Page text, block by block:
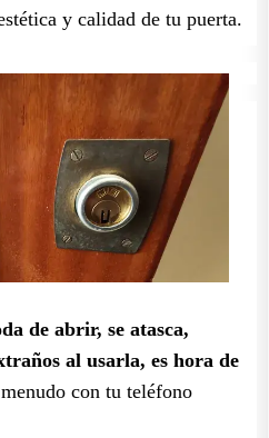
y calidad de tu puerta.
de abrir, se atasca,
al usarla, es hora de
con tu teléfono